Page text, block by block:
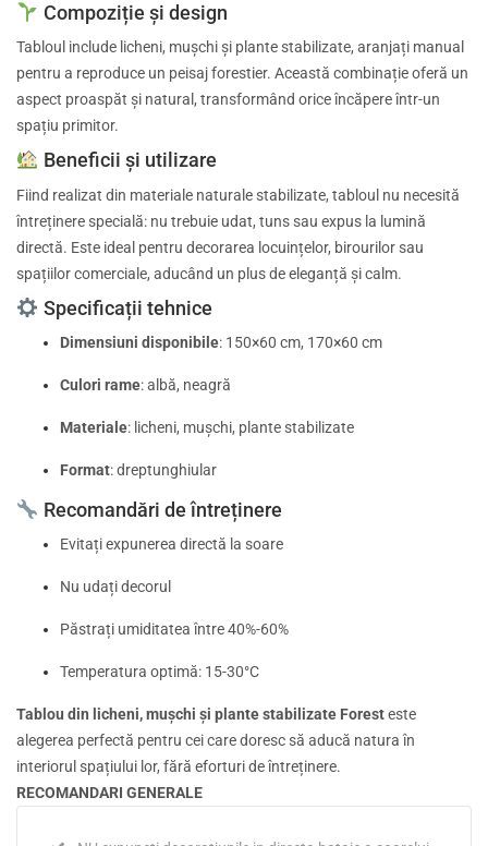
Compoziție și design
Tabloul include licheni, mușchi și plante stabilizate, aranjați manual
pentru a reproduce un peisaj forestier. Această combinație oferă un
aspect proaspăt și natural, transformând orice încăpere într-un
spațiu primitor.
Beneficii și utilizare
Fiind realizat din materiale naturale stabilizate, tabloul nu necesită
întreținere specială: nu trebuie udat, tuns sau expus la lumină
directă. Este ideal pentru decorarea locuințelor, birourilor sau
spațiilor comerciale, aducând un plus de eleganță și calm.
Specificații tehnice
Dimensiuni disponibile: 150×60 cm, 170×60 cm
Culori rame:albă, neagră
Materiale: licheni, mușchi, plante stabilizate
Format:dreptunghiular
Recomandări de întreținere
Evitați expunerea directă la soare
Nu udați decorul
Păstrați umiditatea între 40%-60%
Temperatura optimă: 15-30°C
Tablou din licheni, mușchi și plante stabilizate Foresteste
alegerea perfectă pentru cei care doresc să aducă natura în
interiorul spațiului lor, fără eforturi de întreținere.
RECOMANDARI GENERALE